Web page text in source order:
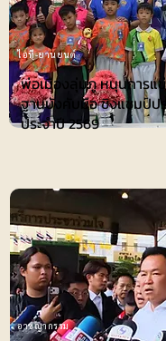
ไอที-ยานยนต์
พ่อเมืองลุ่มภู หนุนการ
ฐานบังคับมือ ชิงแชมป์ป
ประจำปี 2569
อาชญากรรม